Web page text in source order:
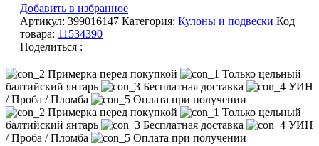
Добавить в избранное
Артикул: 399016147 Категория: Кулоны и подвески Код
товара: 11534390
Поделиться :
Примерка перед покупкой
Только цельный
балтийский янтарь
Бесплатная доставка
УИН
/ Проба / Пломба
Оплата при получении
Примерка перед покупкой
Только цельный
балтийский янтарь
Бесплатная доставка
УИН
/ Проба / Пломба
Оплата при получении